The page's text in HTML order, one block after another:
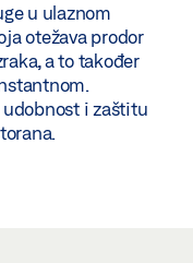
u ulaznom
otežava prodor
a to također
udobnost i zaštitu